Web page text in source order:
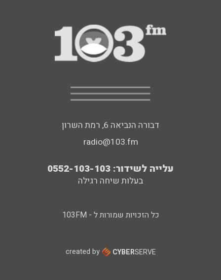
דבורה הנביאה 6, רמת השרון
radio@103.fm
עלייה לשידור: 0552-103-103
בעלות שיחה רגילה
כל הזכויות שמורות ל - 103FM
created by CYBERSERVE